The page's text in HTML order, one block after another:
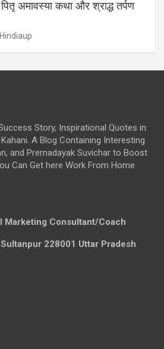
पितृ अमावस्या कथा और श्राद्ध तर्पण
Hindiaup
Story, Inspirational Quotes in
A Blog Containing Interesting
and Prernadayak Suvichar to Boost
Can Get here Work From Home
Marketing Consultant/Coach
228001 Uttar Pradesh